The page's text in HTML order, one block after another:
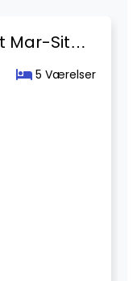
Hjem 5 Værelser-Quint Mar-Sitges
5 Værelser